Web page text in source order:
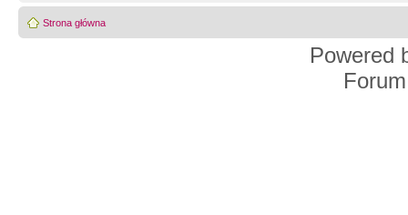
Strona główna
Powered